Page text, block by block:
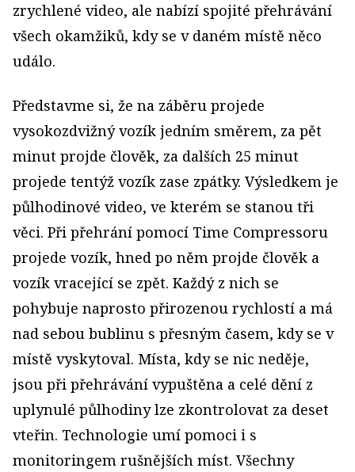
zrychlené video, ale nabízí spojité přehrávání
všech okamžiků, kdy se v daném místě něco
událo.
Představme si, že na záběru projede
vysokozdvižný vozík jedním směrem, za pět
minut projde člověk, za dalších 25 minut
projede tentýž vozík zase zpátky. Výsledkem je
půlhodinové video, ve kterém se stanou tři
věci. Při přehrání pomocí Time Compressoru
projede vozík, hned po něm projde člověk a
vozík vracející se zpět. Každý z nich se
pohybuje naprosto přirozenou rychlostí a má
nad sebou bublinu s přesným časem, kdy se v
místě vyskytoval. Místa, kdy se nic neděje,
jsou při přehrávání vypuštěna a celé dění z
uplynulé půlhodiny lze zkontrolovat za deset
vteřin. Technologie umí pomoci i s
monitoringem rušnějších míst. Všechny